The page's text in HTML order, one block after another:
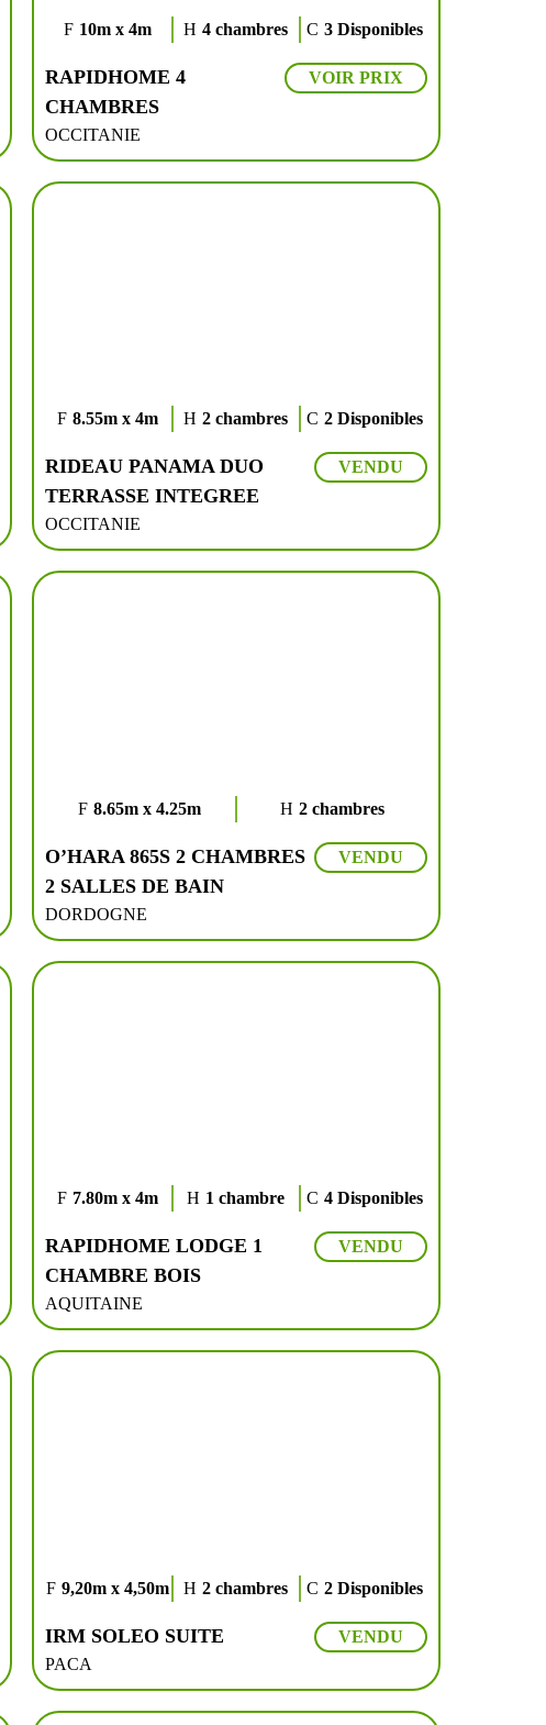
10m x 4m 4 chambres 3 Disponibles
RAPIDHOME 4
CHAMBRES
OCCITANIE
VOIR PRIX
8.55m x 4m 2 chambres 2 Disponibles
RIDEAU PANAMA DUO
TERRASSE INTEGREE
OCCITANIE
VENDU
8.65m x 4.25m 2 chambres
O’HARA 865S 2 CHAMBRES
2 SALLES DE BAIN
DORDOGNE
VENDU
7.80m x 4m 1 chambre 4 Disponibles
RAPIDHOME LODGE 1
CHAMBRE BOIS
AQUITAINE
VENDU
9,20m x 4,50m 2 chambres 2 Disponibles
IRM SOLEO SUITE
PACA
VENDU